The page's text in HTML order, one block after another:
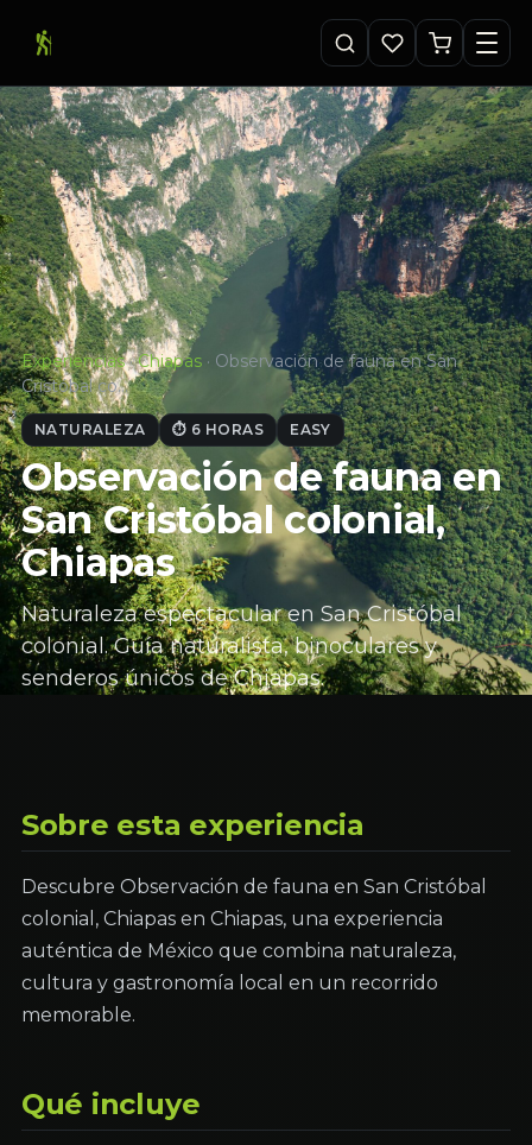
Experiencias · Chiapas · Observación de fauna en San
Cristóbal co…
NATURALEZA ⏱ 6 HORAS EASY
Observación de fauna en
San Cristóbal colonial,
Chiapas
Naturaleza espectacular en San Cristóbal
colonial. Guía naturalista, binoculares y
senderos únicos de Chiapas.
Sobre esta experiencia
Descubre Observación de fauna en San Cristóbal
colonial, Chiapas en Chiapas, una experiencia
auténtica de México que combina naturaleza,
cultura y gastronomía local en un recorrido
memorable.
Qué incluye